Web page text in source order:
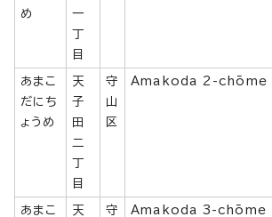
め
一
丁
目
あまこ
だにち
ょうめ
天
子
田
二
丁
目
守
山
区
Amakoda 2-chōme
あまこ
天
守
Amakoda 3-chōme